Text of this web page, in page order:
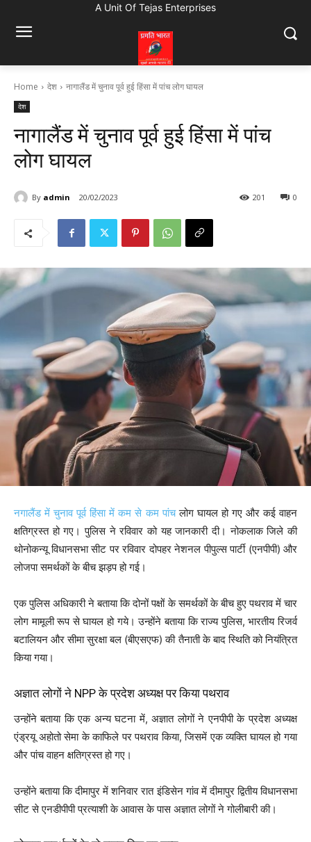
A Unit Of Tejas Enterprises
Home देश नागालैंड में चुनाव पूर्व हुई हिंसा में पांच लोग घायल
देश
नागालैंड में चुनाव पूर्व हुई हिंसा में पांच
लोग घायल
By admin 20/02/2023 0
201
नगालैंड में चुनाव पूर्व हिंसा में कम से कम पांचलोग घायल हो गए और कई वाहन
क्षतिग्रस्त हो गए। पुलिस ने रविवार को यह जानकारी दी। नोकलाक जिले की
थोनोकन्यू विधानसभा सीट पर रविवार दोपहर नेशनल पीपुल्स पार्टी (एनपीपी) और
लोजपा समर्थकों के बीच झड़प हो गई।
एक पुलिस अधिकारी ने बताया कि दोनों पक्षों के समर्थकों के बीच हुए पथराव में चार
लोग मामूली रूप से घायल हो गये। उन्होंने बताया कि राज्य पुलिस, भारतीय रिजर्व
बटालियन और सीमा सुरक्षा बल (बीएसएफ) की तैनाती के बाद स्थिति को नियंत्रित
किया गया।
अज्ञात लोगों ने NPP के प्रदेश अध्यक्ष पर किया पथराव
उन्होंने बताया कि एक अन्य घटना में, अज्ञात लोगों ने एनपीपी के प्रदेश अध्यक्ष
एंड्रयू अहोतो सेमा के काफिले पर पथराव किया, जिसमें एक व्यक्ति घायल हो गया
और पांच वाहन क्षतिग्रस्त हो गए।
उन्होंने बताया कि दीमापुर में शनिवार रात इंडिसेन गांव में दीमापुर द्वितीय विधानसभा
सीट से एनडीपीपी प्रत्याशी के आवास के पास अज्ञात लोगों ने गोलीबारी की।